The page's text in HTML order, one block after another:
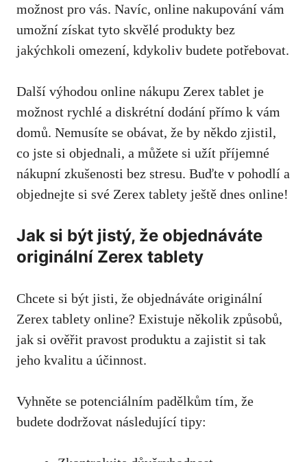
možnost pro vás. Navíc, online nakupování vám
umožní získat tyto skvělé produkty bez
jakýchkoli omezení, kdykoliv budete potřebovat.
Další výhodou online nákupu Zerex tablet je
možnost rychlé a diskrétní dodání přímo k vám
domů. Nemusíte se obávat, že by někdo zjistil,
co jste si objednali, a můžete si užít příjemné
nákupní zkušenosti bez stresu. Buďte v pohodlí a
objednejte si své Zerex tablety ještě dnes online!
Jak si být jistý, že objednáváte
originální Zerex tablety
Chcete si být jisti, že objednáváte originální
Zerex tablety online? Existuje několik způsobů,
jak si ověřit pravost produktu a zajistit si tak
jeho kvalitu a účinnost.
Vyhněte se potenciálním padělkům tím, že
budete dodržovat následující tipy: